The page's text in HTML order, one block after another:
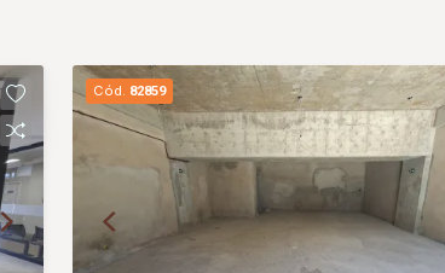
Cód. 82859